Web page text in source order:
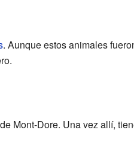
. Aunque estos animales
Mont-Dore. Una vez allí,